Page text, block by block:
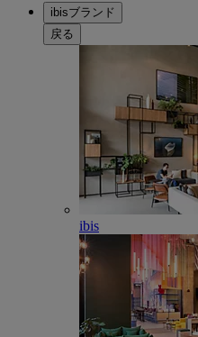
ibisブランド
戻る
ibis